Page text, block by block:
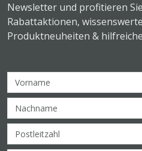
Newsletter und profitieren
Rabattaktionen,
Produktneuheiten &